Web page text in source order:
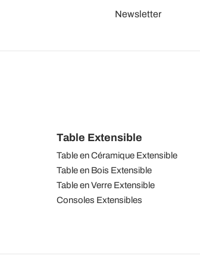
Newsletter
Table Extensible
Table en Céramique Extensible
Table en Bois Extensible
Table en Verre Extensible
Consoles Extensibles